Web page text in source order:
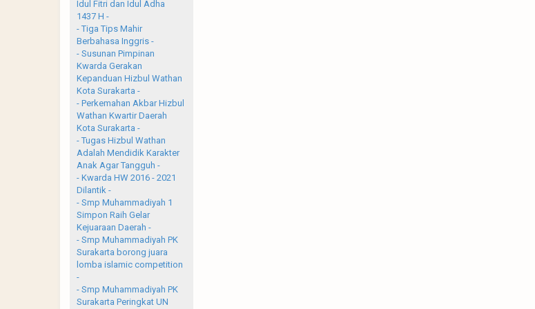
Idul Fitri dan Idul Adha
1437 H -
- Tiga Tips Mahir
Berbahasa Inggris -
- Susunan Pimpinan
Kwarda Gerakan
Kepanduan Hizbul Wathan
Kota Surakarta -
- Perkemahan Akbar Hizbul
Wathan Kwartir Daerah
Kota Surakarta -
- Tugas Hizbul Wathan
Adalah Mendidik Karakter
Anak Agar Tangguh -
- Kwarda HW 2016 - 2021
Dilantik -
- Smp Muhammadiyah 1
Simpon Raih Gelar
Kejuaraan Daerah -
- Smp Muhammadiyah PK
Surakarta borong juara
lomba islamic competition
-
- Smp Muhammadiyah PK
Surakarta Peringkat UN